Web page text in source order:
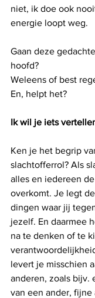
niet, ik doe ook
energie loopt weg.
Gaan deze
hoofd?
Weleens of best
En, helpt het?
Ik wil je iets
Ken je het begrip
slachtofferrol? Als
alles en iedereen
overkomt. Je legt
dingen waar jij
jezelf. En daarmee
na te denken of te
levert je misschien
anderen, zoals bijv.
van een ander, fijne